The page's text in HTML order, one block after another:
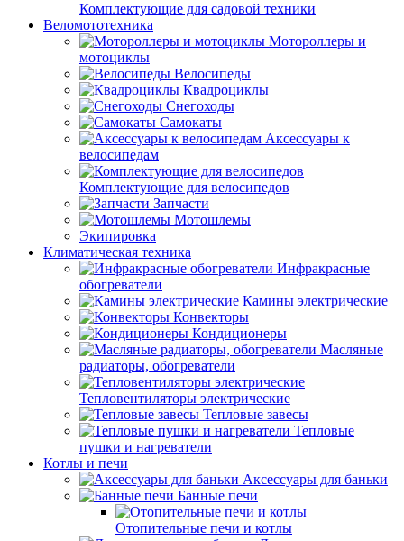
Комплектующие для садовой техники
Веломототехника
Мотороллеры и
мотоциклы
Велосипеды
Квадроциклы
Снегоходы
Самокаты
Аксессуары к
велосипедам
Комплектующие для велосипедов
Запчасти
Мотошлемы
Экипировка
Климатическая техника
Инфракрасные
обогреватели
Камины электрические
Конвекторы
Кондиционеры
Масляные
радиаторы, обогреватели
Тепловентиляторы электрические
Тепловые завесы
Тепловые
пушки и нагреватели
Котлы и печи
Аксессуары для баньки
Банные печи
Отопительные печи и котлы